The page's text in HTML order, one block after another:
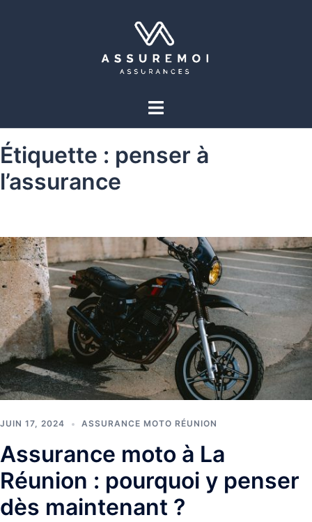
Étiquette : penser à
l’assurance
JUIN 17, 2024 ASSURANCE MOTO RÉUNION
Assurance moto à La
Réunion : pourquoi y penser
dès maintenant ?